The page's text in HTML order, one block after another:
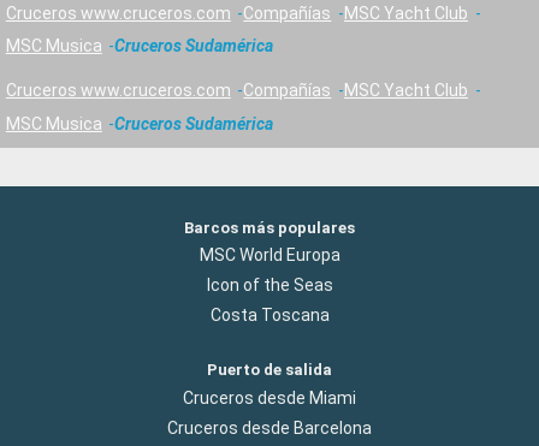
Cruceros www.cruceros.com Compañías
MSC Yacht Club
MSC Musica
Cruceros Sudamérica
Cruceros www.cruceros.com Compañías
MSC Yacht Club
MSC Musica
Cruceros Sudamérica
Barcos más populares
MSC World Europa
Icon of the Seas
Costa Toscana
Puerto de salida
Cruceros desde Miami
Cruceros desde Barcelona